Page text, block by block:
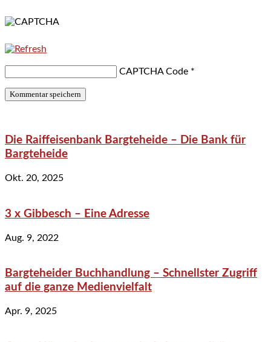
CAPTCHA Code *
Die Raiffeisenbank Bargteheide – Die Bank für
Bargteheide
Okt. 20, 2025
3 x Gibbesch – Eine Adresse
Aug. 9, 2022
Bargteheider Buchhandlung – Schnellster Zugriff
auf die ganze Medienvielfalt
Apr. 9, 2025